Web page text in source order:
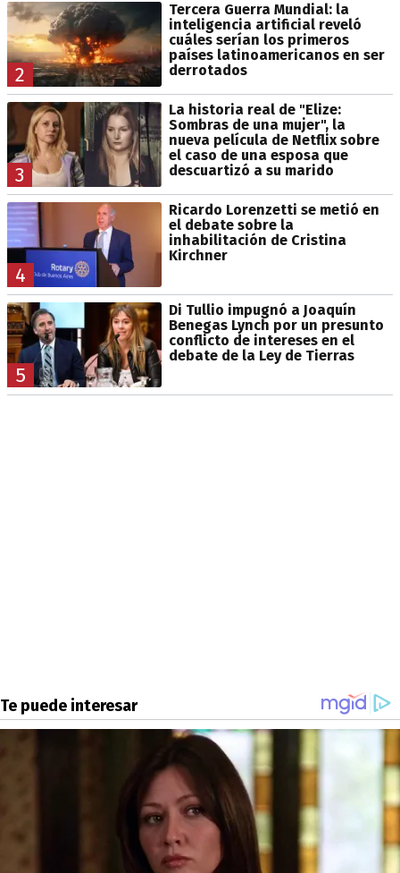
2
Tercera Guerra Mundial: la
inteligencia artificial reveló
cuáles serían los primeros
países latinoamericanos en ser
derrotados
3
La historia real de "Elize:
Sombras de una mujer", la
nueva película de Netflix sobre
el caso de una esposa que
descuartizó a su marido
4
Ricardo Lorenzetti se metió en
el debate sobre la
inhabilitación de Cristina
Kirchner
5
Di Tullio impugnó a Joaquín
Benegas Lynch por un presunto
conflicto de intereses en el
debate de la Ley de Tierras